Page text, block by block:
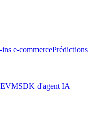
e-commercePrédictions
SDK d'agent IA